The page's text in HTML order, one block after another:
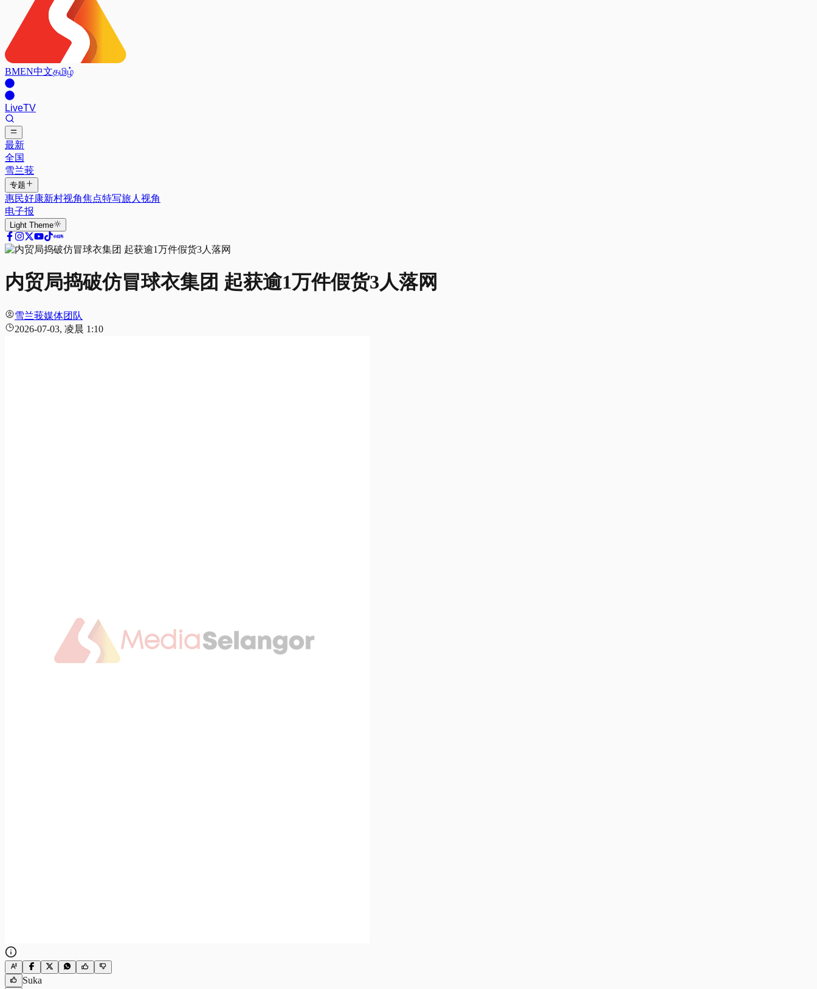
BMEN中文தமிழ்
LiveTV
最新
全国
雪兰莪
专题
惠民好康新村视角焦点特写旅人视角
电子报
Light Theme
内贸局捣破仿冒球衣集团 起获逾1万件假货3人落网
雪兰莪媒体团队
2026-07-03, 凌晨 1:10
Suka